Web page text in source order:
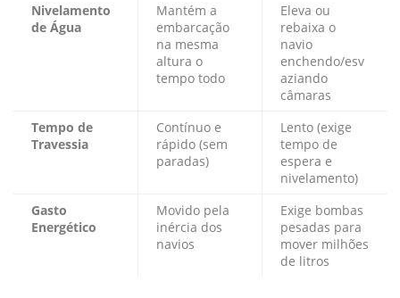
Nivelamento
de Água
Mantém a
embarcação
na mesma
altura o
tempo todo
Eleva ou
rebaixa o
navio
enchendo/esv
aziando
câmaras
Tempo de
Travessia
Contínuo e
rápido (sem
paradas)
Lento (exige
tempo de
espera e
nivelamento)
Gasto
Energético
Movido pela
inércia dos
navios
Exige bombas
pesadas para
mover milhões
de litros